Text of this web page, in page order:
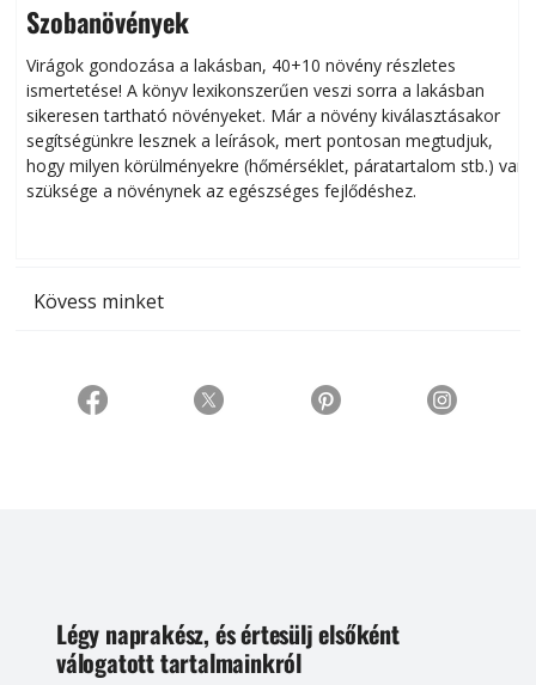
Szobanövények
Virágok gondozása a lakásban, 40+10 növény részletes
ismertetése! A könyv lexikonszerűen veszi sorra a lakásban
sikeresen tart­ha­tó növényeket. Már a növény kiválasztásakor
segítségünkre lesznek a leírások, mert pontosan megtudjuk,
hogy milyen körülményekre (hőmérséklet, páratartalom stb.) van
szüksége a növénynek az egészséges fejlődéshez.
Kövess minket
Légy naprakész, és értesülj elsőként
válogatott tartalmainkról